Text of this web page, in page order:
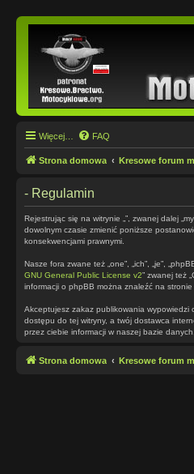
Więcej… FAQ
Strona domowa Kresowe forum
- Regulamin
Rejestrując się na witrynie „”, zwanej dalej
dowolnym czasie zmienić poniższe
konsekwencjami prawnymi.
Nasze fora zwane też „one”, „ich”, „je”,
GNU General Public License v2” zwanej też
informacji o phpBB można znaleźć na stronie
Akceptujesz zakaz publikowania wypowiedzi
dostępu do tej witryny, a twój dostawca
przez ciebie informacji w naszej bazie
Strona domowa Kresowe forum